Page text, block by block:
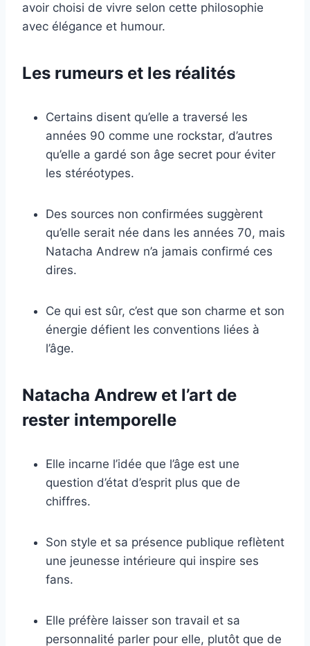
avoir choisi de vivre selon cette philosophie
avec élégance et humour.
Les rumeurs et les réalités
Certains disent qu’elle a traversé les
années 90 comme une rockstar, d’autres
qu’elle a gardé son âge secret pour éviter
les stéréotypes.
Des sources non confirmées suggèrent
qu’elle serait née dans les années 70, mais
Natacha Andrew n’a jamais confirmé ces
dires.
Ce qui est sûr, c’est que son charme et son
énergie défient les conventions liées à
l’âge.
Natacha Andrew et l’art de
rester intemporelle
Elle incarne l’idée que l’âge est une
question d’état d’esprit plus que de
chiffres.
Son style et sa présence publique reflètent
une jeunesse intérieure qui inspire ses
fans.
Elle préfère laisser son travail et sa
personnalité parler pour elle, plutôt que de